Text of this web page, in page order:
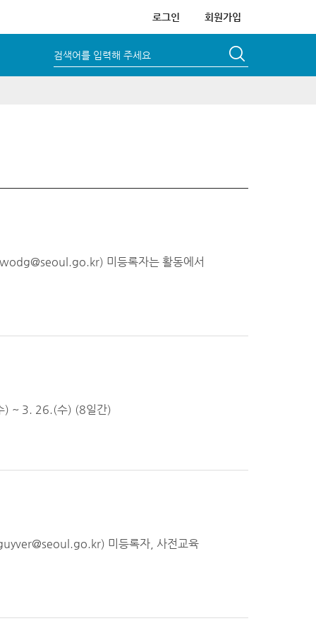
로그인 회원가입
검색어를 입력해 주세요
미등록자는 활동에서
) ~ 3. 26.(수) (8일간)
미등록자, 사전교육